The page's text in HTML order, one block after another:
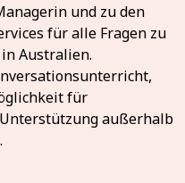
und zu den
für alle Fragen zu
Australien.
für
außerhalb